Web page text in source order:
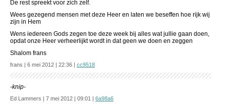
De rest spreekt voor zich zelf.
Wees gezegend mensen met deze Heer en laten we beseffen hoe rijk wij
zijn in Hem
Wens iedereen Gods zegen toe deze week bij alles wat jullie gaan doen,
opdat onze Heer verheerlijkt wordt in dat geen we doen en zeggen
Shalom frans
frans | 6 mei 2012 | 22:36 | cc9518
-knip-
Ed Lammers | 7 mei 2012 | 09:01 | 6a98a6